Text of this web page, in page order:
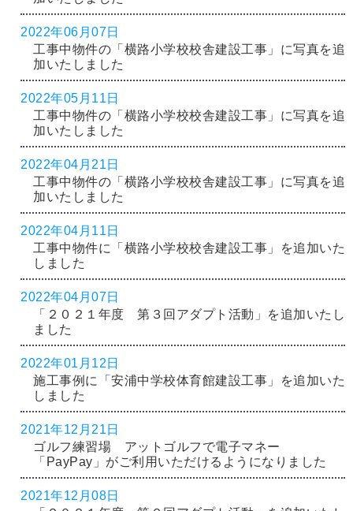
2022年06月07日
工事中物件の「横路小学校校舎建設工事」に写真を追
加いたしました
2022年05月11日
工事中物件の「横路小学校校舎建設工事」に写真を追
加いたしました
2022年04月21日
工事中物件の「横路小学校校舎建設工事」に写真を追
加いたしました
2022年04月11日
工事中物件に「横路小学校校舎建設工事」を追加いた
しました
2022年04月07日
「２０２１年度 第３回アダプト活動」を追加いたし
ました
2022年01月12日
施工事例に「安浦中学校体育館建設工事」を追加いた
しました
2021年12月21日
ゴルフ練習場 アットゴルフで電子マネー
「PayPay」がご利用いただけるようになりました
2021年12月08日